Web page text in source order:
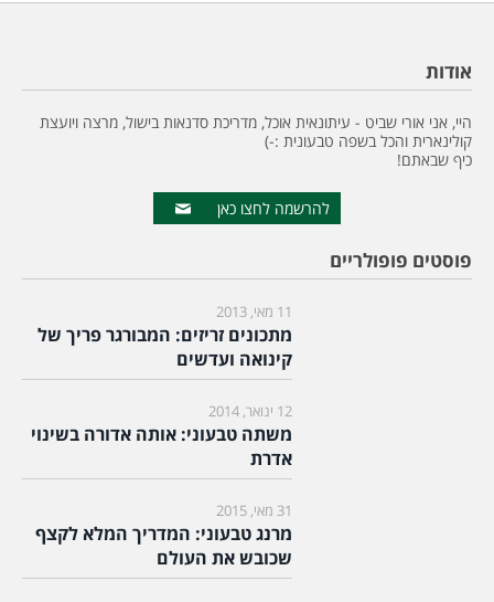
אודות
היי, אני אורי שביט - עיתונאית אוכל, מדריכת סדנאות בישול, מרצה ויועצת
קולינארית והכל בשפה טבעונית :-)
כיף שבאתם!
להרשמה לחצו כאן
פוסטים פופולריים
11 מאי, 2013
מתכונים זריזים: המבורגר פריך של
קינואה ועדשים
12 ינואר, 2014
משתה טבעוני: אותה אדורה בשינוי
אדרת
31 מאי, 2015
מרנג טבעוני: המדריך המלא לקצף
שכובש את העולם